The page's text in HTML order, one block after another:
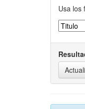
Usa los